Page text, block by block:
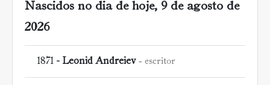
Nascidos no dia de hoje, 9 de agosto de
2026
1871 - Leonid Andreiev escritor